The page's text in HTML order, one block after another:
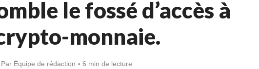
le fossé d’accès à
monnaie.
Par Équipe de rédaction 6 min de lecture